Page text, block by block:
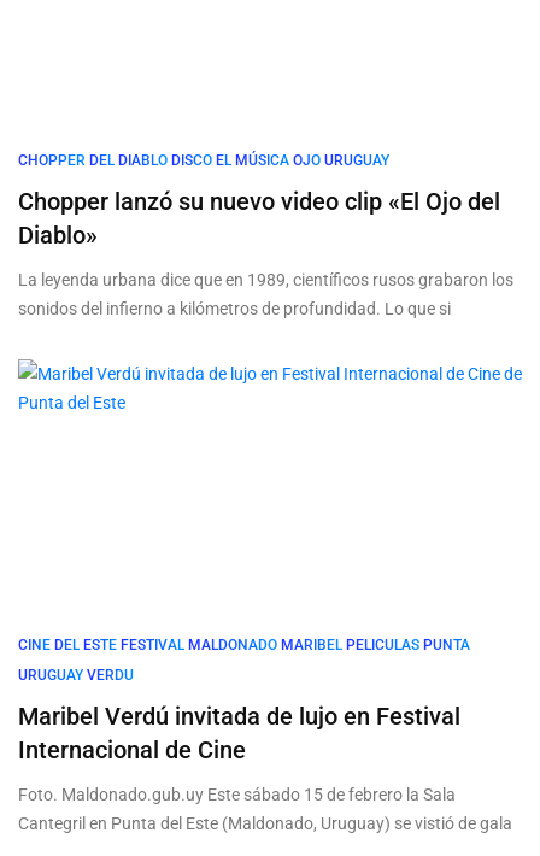
CHOPPER DEL DIABLO DISCO EL MÚSICA OJO URUGUAY
Chopper lanzó su nuevo video clip «El Ojo del
Diablo»
La leyenda urbana dice que en 1989, científicos rusos grabaron los
sonidos del infierno a kilómetros de profundidad. Lo que si
CINE DEL ESTE FESTIVAL MALDONADO MARIBEL PELICULAS PUNTA
URUGUAY VERDU
Maribel Verdú invitada de lujo en Festival
Internacional de Cine
Foto. Maldonado.gub.uy Este sábado 15 de febrero la Sala
Cantegril en Punta del Este (Maldonado, Uruguay) se vistió de gala